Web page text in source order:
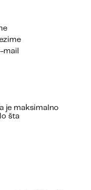
mail
je maksimalno
šta